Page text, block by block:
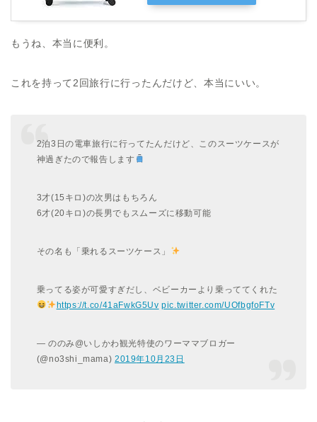
もうね、本当に便利。
これを持って2回旅行に行ったんだけど、本当にいい。
2泊3日の電車旅行に行ってたんだけど、このスーツケースが
神過ぎたので報告します
3才(15キロ)の次男はもちろん
6才(20キロ)の長男でもスムーズに移動可能
その名も「乗れるスーツケース」
乗ってる姿が可愛すぎだし、ベビーカーより乗っててくれた
https://t.co/41aFwkG5Uv pic.twitter.com/UOfbgfoFTv
— ののみ@いしかわ観光特使のワーママブロガー
(@no3shi_mama) 2019年10月 23 日